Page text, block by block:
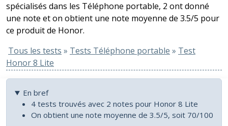
spécialisés dans les Téléphone portable, 2 ont donné
une note et on obtient une note moyenne de 3.5/5 pour
ce produit de Honor.
Tous les tests » Tests Téléphone portable » Test
Honor 8 Lite
En bref
4 tests trouvés avec 2 notes pour Honor 8 Lite
On obtient une note moyenne de 3.5/5, soit 70/100